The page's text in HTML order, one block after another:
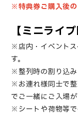
※特典券ご購入後の
【ミニライ
※店内・イベントス
す。
※整列時の割り込み
※お連れ様同士で
でご一緒にご入場が
※シートや荷物等